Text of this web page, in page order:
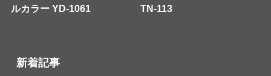
ルカラー YD-1061
TN-113
新着記事